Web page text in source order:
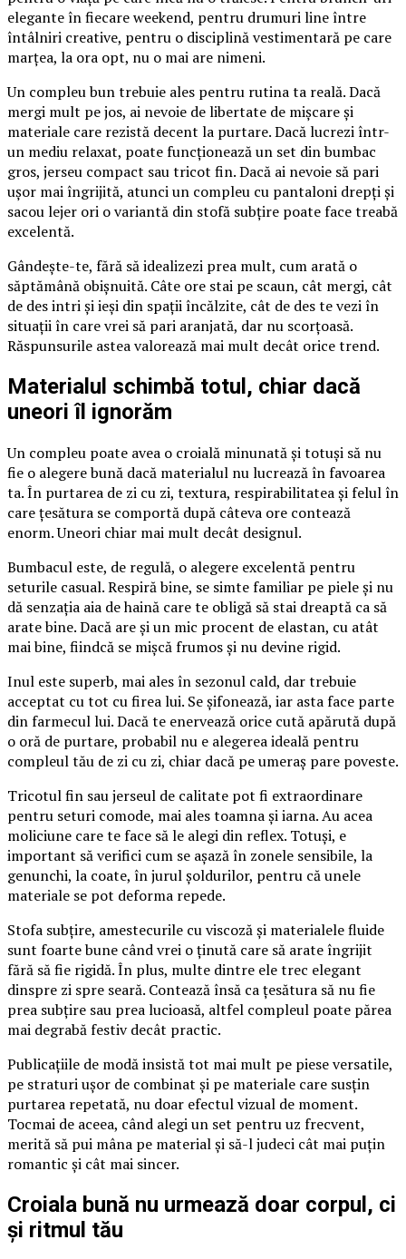
elegante în fiecare weekend, pentru drumuri line între
întâlniri creative, pentru o disciplină vestimentară pe care
marțea, la ora opt, nu o mai are nimeni.
Un compleu bun trebuie ales pentru rutina ta reală. Dacă
mergi mult pe jos, ai nevoie de libertate de mișcare și
materiale care rezistă decent la purtare. Dacă lucrezi într-
un mediu relaxat, poate funcționează un set din bumbac
gros, jerseu compact sau tricot fin. Dacă ai nevoie să pari
ușor mai îngrijită, atunci un compleu cu pantaloni drepți și
sacou lejer ori o variantă din stofă subțire poate face treabă
excelentă.
Gândește-te, fără să idealizezi prea mult, cum arată o
săptămână obișnuită. Câte ore stai pe scaun, cât mergi, cât
de des intri și ieși din spații încălzite, cât de des te vezi în
situații în care vrei să pari aranjată, dar nu scorțoasă.
Răspunsurile astea valorează mai mult decât orice trend.
Materialul schimbă totul, chiar dacă
uneori îl ignorăm
Un compleu poate avea o croială minunată și totuși să nu
fie o alegere bună dacă materialul nu lucrează în favoarea
ta. În purtarea de zi cu zi, textura, respirabilitatea și felul în
care țesătura se comportă după câteva ore contează
enorm. Uneori chiar mai mult decât designul.
Bumbacul este, de regulă, o alegere excelentă pentru
seturile casual. Respiră bine, se simte familiar pe piele și nu
dă senzația aia de haină care te obligă să stai dreaptă ca să
arate bine. Dacă are și un mic procent de elastan, cu atât
mai bine, fiindcă se mișcă frumos și nu devine rigid.
Inul este superb, mai ales în sezonul cald, dar trebuie
acceptat cu tot cu firea lui. Se șifonează, iar asta face parte
din farmecul lui. Dacă te enervează orice cută apărută după
o oră de purtare, probabil nu e alegerea ideală pentru
compleul tău de zi cu zi, chiar dacă pe umeraș pare poveste.
Tricotul fin sau jerseul de calitate pot fi extraordinare
pentru seturi comode, mai ales toamna și iarna. Au acea
moliciune care te face să le alegi din reflex. Totuși, e
important să verifici cum se așază în zonele sensibile, la
genunchi, la coate, în jurul șoldurilor, pentru că unele
materiale se pot deforma repede.
Stofa subțire, amestecurile cu viscoză și materialele fluide
sunt foarte bune când vrei o ținută care să arate îngrijit
fără să fie rigidă. În plus, multe dintre ele trec elegant
dinspre zi spre seară. Contează însă ca țesătura să nu fie
prea subțire sau prea lucioasă, altfel compleul poate părea
mai degrabă festiv decât practic.
Publicațiile de modă insistă tot mai mult pe piese versatile,
pe straturi ușor de combinat și pe materiale care susțin
purtarea repetată, nu doar efectul vizual de moment.
Tocmai de aceea, când alegi un set pentru uz frecvent,
merită să pui mâna pe material și să-l judeci cât mai puțin
romantic și cât mai sincer.
Croiala bună nu urmează doar corpul, ci
și ritmul tău